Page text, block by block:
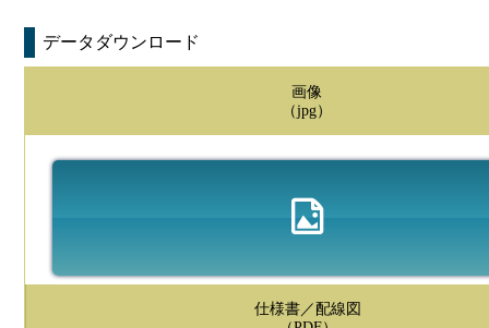
データダウンロード
画像
（jpg）
仕様書／配線図